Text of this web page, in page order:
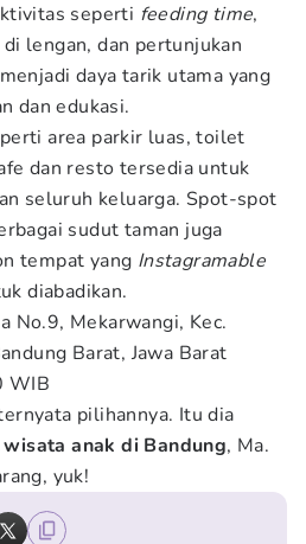
seperti feeding time,
lengan, dan pertunjukan
daya tarik utama yang
dan edukasi.
area parkir luas, toilet
dan resto tersedia untuk
seluruh keluarga. Spot-spot
sudut taman juga
tempat yang Instagramable
diabadikan.
No.9, Mekarwangi, Kec.
Barat, Jawa Barat
WIB
pilihannya. Itu dia
anak di Bandung, Ma.
yuk!